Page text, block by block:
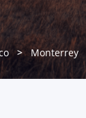
Monterrey